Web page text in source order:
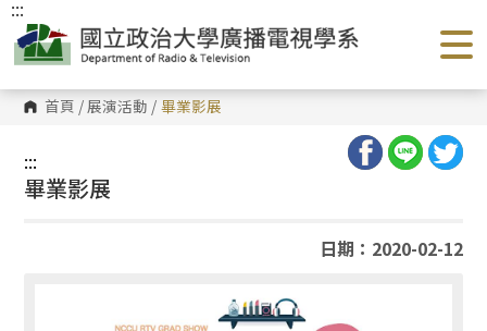
跳
到
主
要
內
容
區 首頁 /展演活動 / 畢業影展
:::
:::
畢業影展
日期：2020-02-12